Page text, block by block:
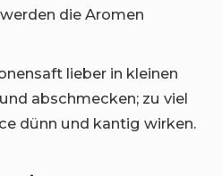
die Aromen
lieber in kleinen
abschmecken; zu viel
dünn und kantig wirken.